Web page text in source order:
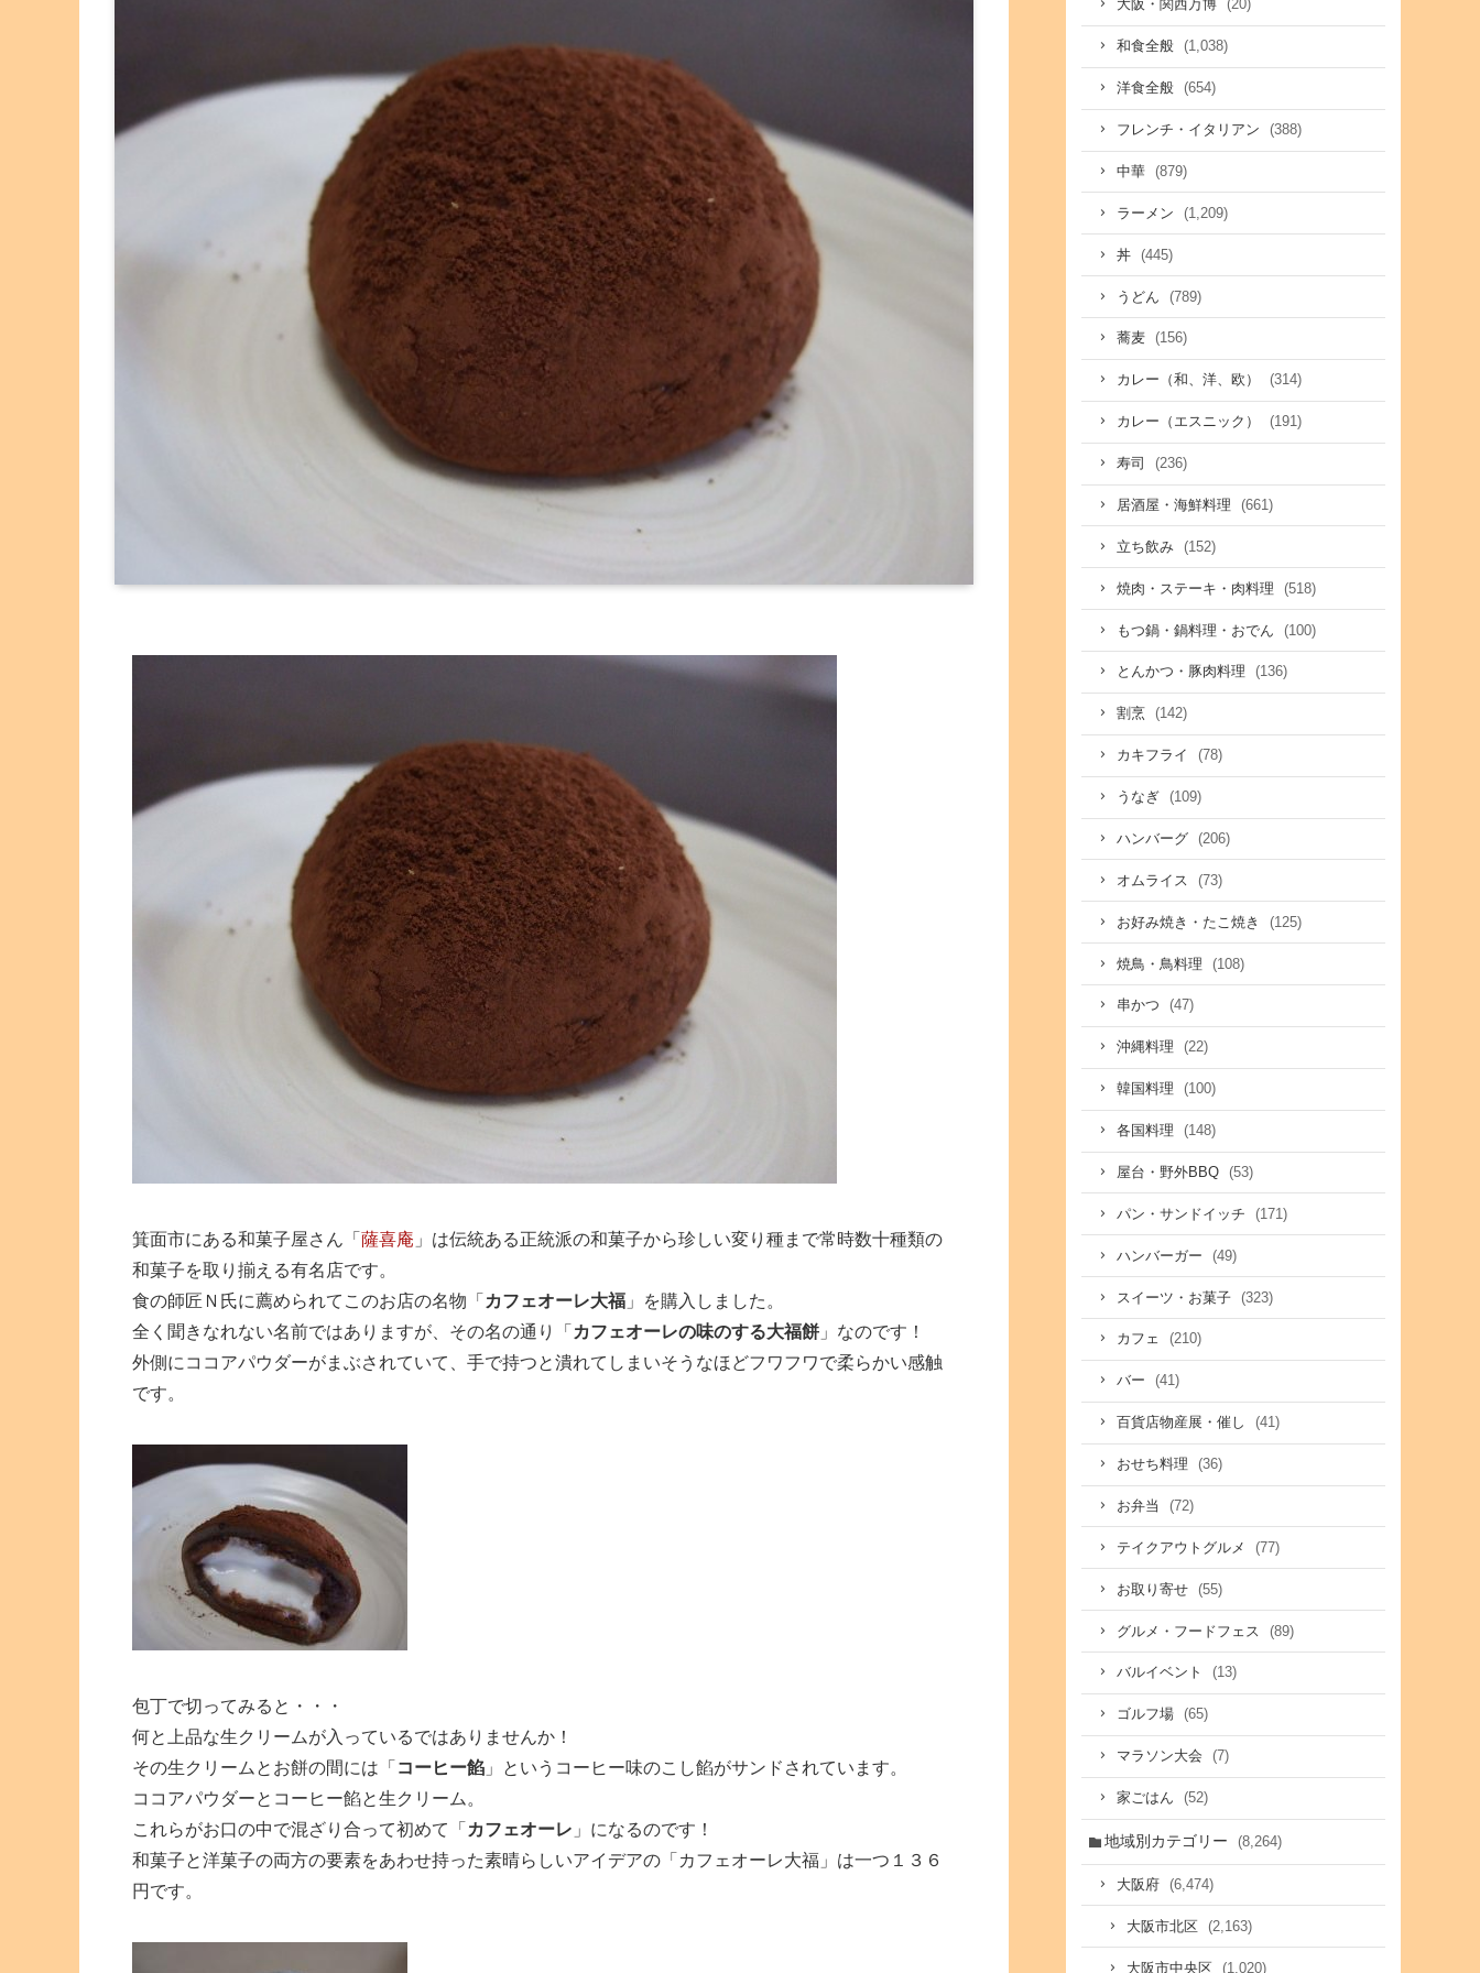
箕面市にある和菓子屋さん「 薩喜庵 」は伝統ある正統派の和菓子から珍しい変り種まで常時数十種類の
和菓子を取り揃える有名店です。
食の師匠Ｎ氏に薦められてこのお店の名物「 カフェオーレ大福 」を購入しました。
全く聞きなれない名前ではありますが、その名の通り「 カフェオーレの味のする大福餅 」なのです！
外側にココアパウダーがまぶされていて、手で持つと潰れてしまいそうなほどフワフワで柔らかい感触
です。
包丁で切ってみると・・・
何と上品な生クリームが入っているではありませんか！
その生クリームとお餅の間には「 コーヒー餡 」というコーヒー味のこし餡がサンドされています。
ココアパウダーとコーヒー餡と生クリーム。
これらがお口の中で混ざり合って初めて「 カフェオーレ 」になるのです！
和菓子と洋菓子の両方の要素をあわせ持った素晴らしいアイデアの「カフェオーレ大福」は一つ１３６
円です。
大阪・関西万博 (20)
和食全般 (1,038)
洋食全般 (654)
フレンチ・イタリアン (388)
中華 (879)
ラーメン (1,209)
丼 (445)
うどん (789)
蕎麦 (156)
カレー（和、洋、欧） (314)
カレー（エスニック） (191)
寿司 (236)
居酒屋・海鮮料理 (661)
立ち飲み (152)
焼肉・ステーキ・肉料理 (518)
もつ鍋・鍋料理・おでん (100)
とんかつ・豚肉料理 (136)
割烹 (142)
カキフライ (78)
うなぎ (109)
ハンバーグ (206)
オムライス (73)
お好み焼き・たこ焼き (125)
焼鳥・鳥料理 (108)
串かつ (47)
沖縄料理 (22)
韓国料理 (100)
各国料理 (148)
屋台・野外BBQ (53)
パン・サンドイッチ (171)
ハンバーガー (49)
スイーツ・お菓子 (323)
カフェ (210)
バー (41)
百貨店物産展・催し (41)
おせち料理 (36)
お弁当 (72)
テイクアウトグルメ (77)
お取り寄せ (55)
グルメ・フードフェス (89)
バルイベント (13)
ゴルフ場 (65)
マラソン大会 (7)
家ごはん (52)
地域別カテゴリー (8,264)
大阪府 (6,474)
大阪市北区 (2,163)
大阪市中央区 (1,020)